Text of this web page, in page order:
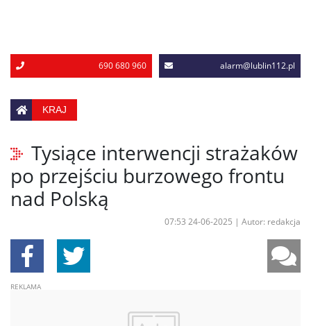
690 680 960 alarm@lublin112.pl
KRAJ
Tysiące interwencji strażaków
po przejściu burzowego frontu
nad Polską
07:53 24-06-2025 | Autor: redakcja